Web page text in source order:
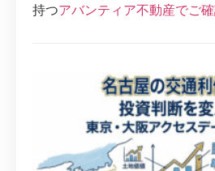
持つアバンティア不動産でご